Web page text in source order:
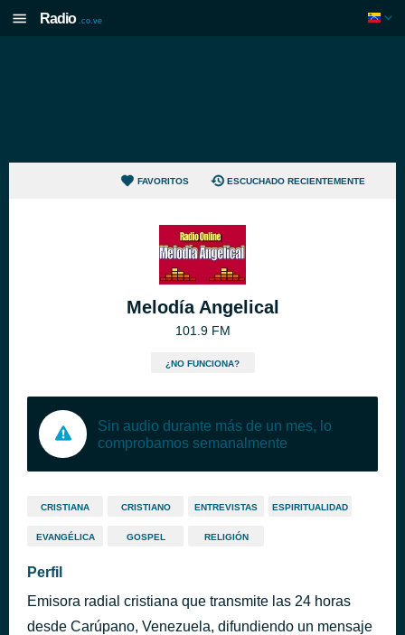
Radio .co.ve
FAVORITOS ESCUCHADO RECIENTEMENTE
Melodía Angelical
101.9 FM
¿NO FUNCIONA?
Sin audio durante más de un mes, lo
comprobamos semanalmente
CRISTIANA CRISTIANO ENTREVISTAS ESPIRITUALIDAD
EVANGÉLICA GOSPEL RELIGIÓN
Perfil
Emisora radial cristiana que transmite las 24 horas
desde Carúpano, Venezuela, difundiendo un mensaje